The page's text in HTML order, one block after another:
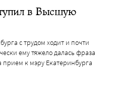
в Высшую
с трудом ходит и почти
ему тяжело далась фраза
к мэру Екатеринбурга